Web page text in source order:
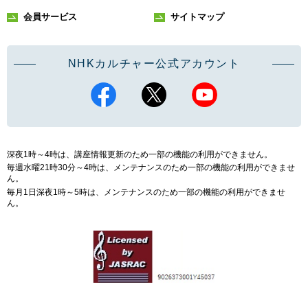
会員サービス サイトマップ
NHKカルチャー公式アカウント
深夜1時～4時は、講座情報更新のため一部の機能の利用ができません。
毎週水曜21時30分～4時は、メンテナンスのため一部の機能の利用ができませ
ん。
毎月1日深夜1時～5時は、メンテナンスのため一部の機能の利用ができませ
ん。